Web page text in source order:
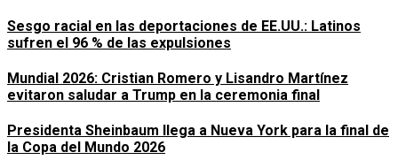
Sesgo racial en las deportaciones de EE.UU.: Latinos
sufren el 96 % de las expulsiones
Mundial 2026: Cristian Romero y Lisandro Martínez
evitaron saludar a Trump en la ceremonia final
Presidenta Sheinbaum llega a Nueva York para la final de
la Copa del Mundo 2026